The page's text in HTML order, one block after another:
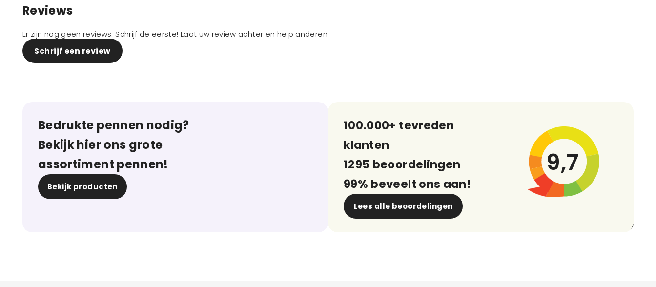
Reviews
Er zijn nog geen reviews. Schrijf de eerste! Laat uw review achter en help anderen.
Schrijf een review
Bedrukte pennen nodig?
Bekijk hier ons grote
assortiment pennen!
Bekijk producten
100.000+ tevreden
klanten
1295 beoordelingen
99% beveelt ons aan!
Lees alle beoordelingen
9,7